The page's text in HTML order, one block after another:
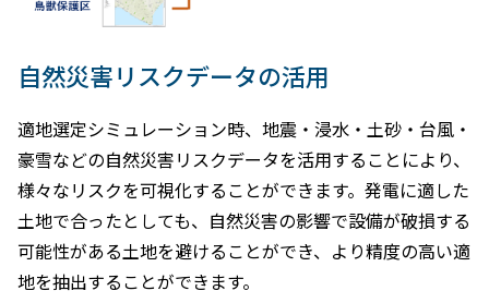
自然災害リスクデータの活用
適地選定シミュレーション時、地震・浸水・土砂・台風・
豪雪などの自然災害リスクデータを活用することにより、
様々なリスクを可視化することができます。発電に適した
土地で合ったとしても、自然災害の影響で設備が破損する
可能性がある土地を避けることができ、より精度の高い適
地を抽出することができます。